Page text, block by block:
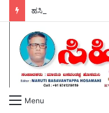
ಹಸಿರು ಸೇನೆಯ ಯುವ
Menu